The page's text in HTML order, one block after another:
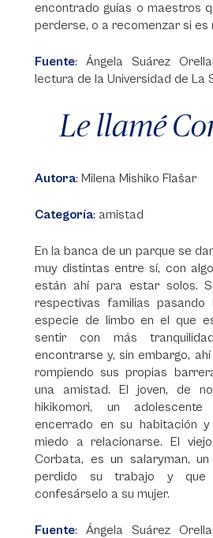
encontrado guías o maestros
perderse, o a recomenzar si es
Fuente: Ángela Suárez
lectura de la Universidad de La
Le llamé
Autora: Milena Mishiko Flašar
Categoría: amistad
En la banca de un parque se
muy distintas entre sí, con
están ahí para estar solos.
respectivas familias
especie de limbo en el que
sentir con más
encontrarse y, sin embargo,
rompiendo sus propias
una amistad. El joven, de
hikikomori, un
encerrado en su habitación
miedo a relacionarse. El
Corbata, es un salaryman,
perdido su trabajo y que
confesárselo a su mujer.
Fuente: Ángela Suárez